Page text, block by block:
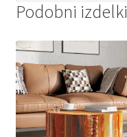
Podobni izdelki